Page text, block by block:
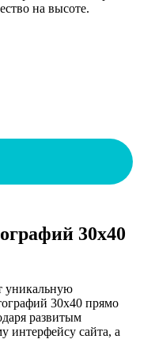
на высоте.
30х40
уникальную
30х40 прямо
развитым
интерфейсу сайта, а